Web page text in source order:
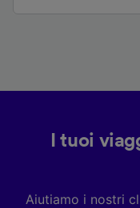
I tuoi
Aiutiamo i nostri